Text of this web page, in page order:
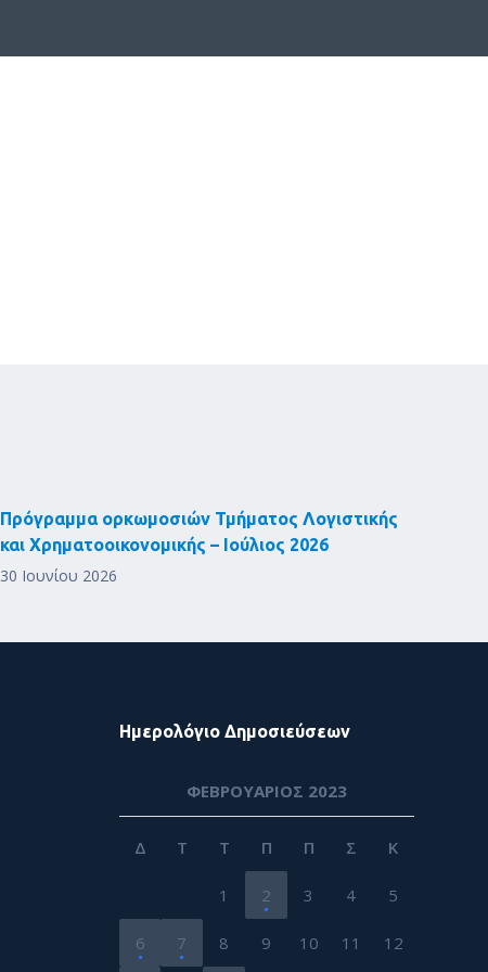
Πρόγραμμα ορκωμοσιών Τμήματος Λογιστικής
και Χρηματοοικονομικής – Ιούλιος 2026
30 Ιουνίου 2026
Ημερολόγιο Δημοσιεύσεων
ΦΕΒΡΟΥΆΡΙΟΣ 2023
Δ Τ Τ Π Π Σ Κ
1 2 3 4 5
6 7 8 9 10 11 12